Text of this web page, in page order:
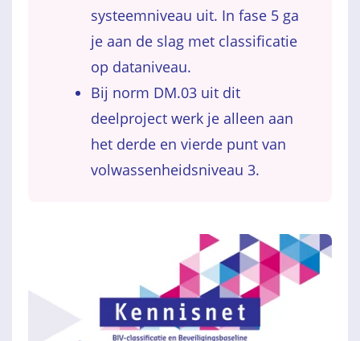
systeemniveau uit. In fase 5 ga
je aan de slag met classificatie
op dataniveau.
Bij norm DM.03 uit dit
deelproject werk je alleen aan
het derde en vierde punt van
volwassenheidsniveau 3.